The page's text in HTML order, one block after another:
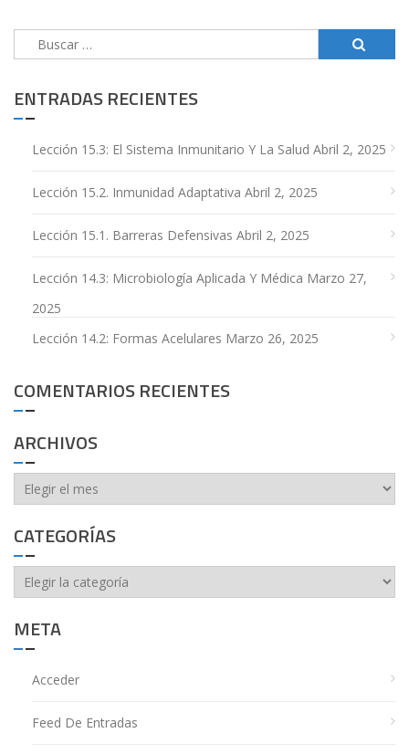
Buscar:
ENTRADAS RECIENTES
Lección 15.3: El Sistema Inmunitario Y La Salud Abril 2, 2025
Lección 15.2. Inmunidad Adaptativa Abril 2, 2025
Lección 15.1. Barreras Defensivas Abril 2, 2025
Lección 14.3: Microbiología Aplicada Y Médica Marzo 27,
2025
Lección 14.2: Formas Acelulares Marzo 26, 2025
COMENTARIOS RECIENTES
ARCHIVOS
Archivos
CATEGORÍAS
Categorías
META
Acceder
Feed De Entradas